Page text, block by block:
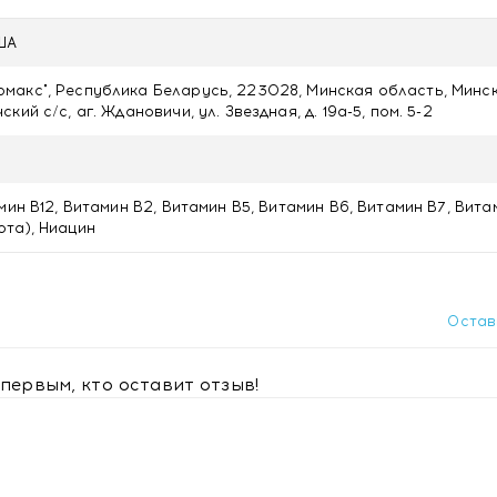
еды в первой половине дня. Продолжительность
кормление грудью, повышенная нервная
не выше +25 °С.
Республика Беларусь, 223028, Минская область,
с/с, аг. Ждановичи, ул. Звездная, д. 19а-5, пом. 5-2
В12, Витамин В2, Витамин В5, Витамин В6, Витамин В7,
Ниацин
кто оставит отзыв!